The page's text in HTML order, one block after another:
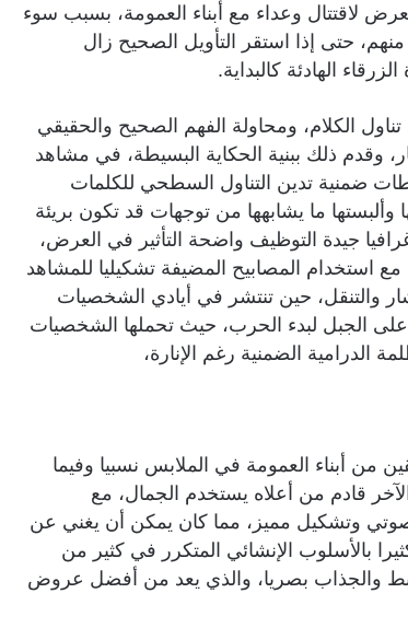
لاقتتال وعداء مع أبناء العمومة، بسبب سوء
حتى إذا استقر التأويل الصحيح زال
الهادئة كالبداية.
الكلام، ومحاولة الفهم الصحيح والحقيقي
وقدم ذلك ببنية الحكاية البسيطة، في مشاهد
ضمنية تدين التناول السطحي للكلمات
ما يشابهها من توجهات قد تكون بريئة
جيدة التوظيف واضحة التأثير في العرض،
مع استخدام المصابيح المضيفة تشكيليا للمشاهد
والتنقل، حين تنتشر في أيادي الشخصيات
الجبل لبدء الحرب، حيث تحملها الشخصيات
الدرامية الضمنية رغم الإنارة،
من أبناء العمومة في الملابس نسبيا وفيما
قادم من أعلاه يستخدم الجمال، مع
صوتي وتشكيل مميز، مما كان يمكن أن يغني عن
بالأسلوب الإنشائي المتكرر في كثير من
والجذاب بصريا، والذي يعد من أفضل عروض